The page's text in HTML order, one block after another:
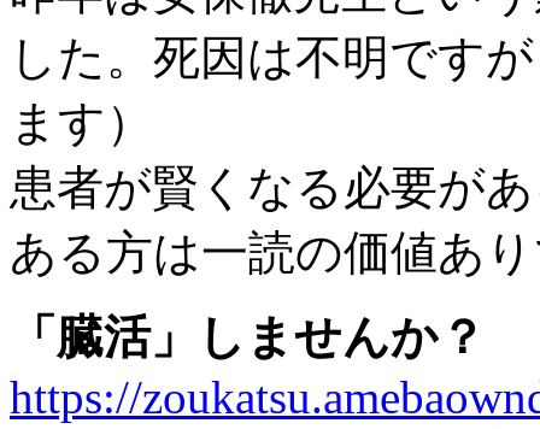
した。死因は不明です
ます）
患者が賢くなる必要が
ある方は一読の価値あ
「臓活」しませんか？
https://